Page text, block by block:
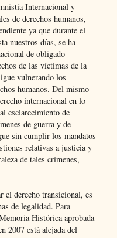
Internacional y
de derechos humanos,
ya que durante el
nuestros días, se ha
de obligado
de las víctimas de la
vulnerando los
humanos. Del mismo
internacional en lo
esclarecimiento de
de guerra y de
sin cumplir los mandatos
relativas a justicia y
de tales crímenes,
el derecho transicional, es
de legalidad. Para
Histórica aprobada
2007 está alejada del